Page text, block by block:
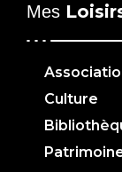
Mes
Culture